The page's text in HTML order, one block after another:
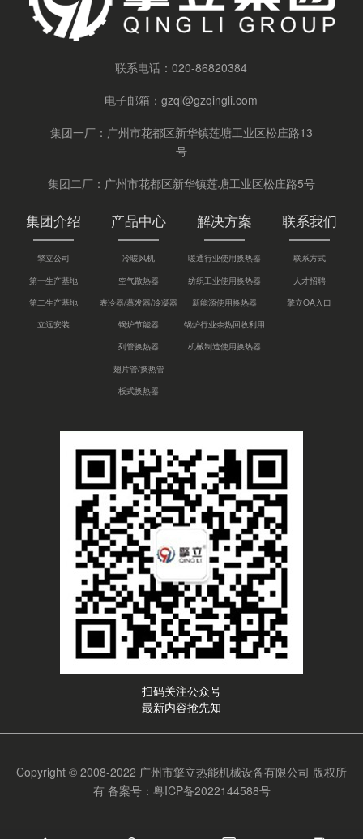
联系电话：020-86820384
电子邮箱：gzql@gzqingli.com
集团一厂：广州市花都区新华镇莲塘工业区松庄路13
号
集团二厂：广州市花都区新华镇莲塘工业区松庄路5号
集团介绍
擎立公司
第一生产基地
第二生产基地
立远安装
产品中心
冷暖风机
空气散热器
表冷器/蒸发器/冷凝器
锅炉节能器
列管换热器
翅片管/换热管
板式换热器
解决方案
暖通行业使用换热器
纺织工业使用换热器
新能源使用换热器
锅炉行业余热回收利用
机械制造使用换热器
联系我们
联系方式
人才招聘
擎立OA入口
扫码关注公众号
最新内容抢先知
Copyright © 2008-2022 广州市擎立热能机械设备有限公司 版权所
有 备案号：粤ICP备2022144588号